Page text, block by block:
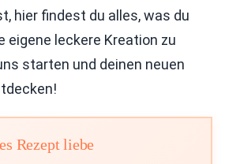
hier findest du alles, was du
eigene leckere Kreation zu
starten und deinen neuen
Rezept liebe